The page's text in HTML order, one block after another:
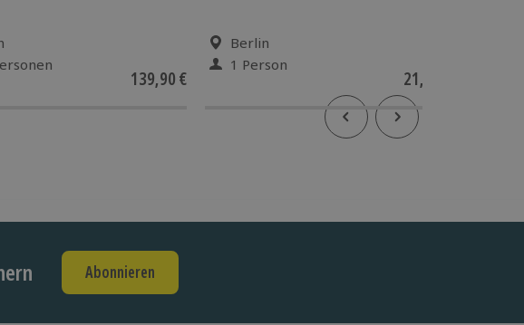
139,90 €
Berlin
1 Person
21,90 €
Abonnieren